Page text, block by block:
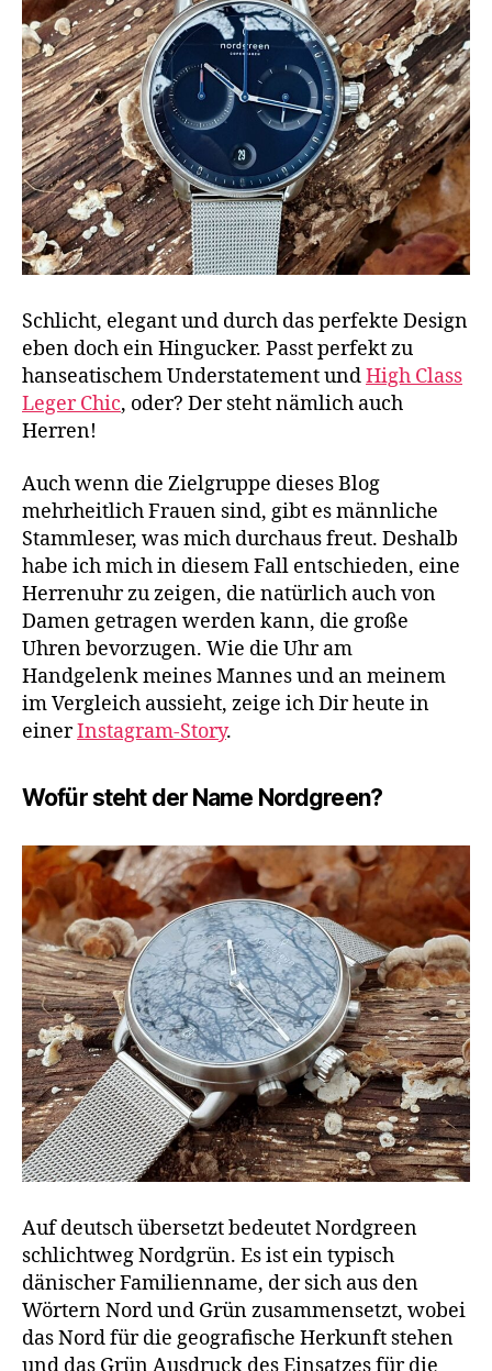
Schlicht, elegant und durch das perfekte Design
eben doch ein Hingucker. Passt perfekt zu
hanseatischem Understatement undHigh Class
Leger Chic, oder? Der steht nämlich auch
Herren!
Auch wenn die Zielgruppe dieses Blog
mehrheitlich Frauen sind, gibt es männliche
Stammleser, was mich durchaus freut. Deshalb
habe ich mich in diesem Fall entschieden, eine
Herrenuhr zu zeigen, die natürlich auch von
Damen getragen werden kann, die große
Uhren bevorzugen. Wie die Uhr am
Handgelenk meines Mannes und an meinem
im Vergleich aussieht, zeige ich Dir heute in
einerInstagram-Story.
Wofür steht der Name Nordgreen?
Auf deutsch übersetzt bedeutet Nordgreen
schlichtweg Nordgrün. Es ist ein typisch
dänischer Familienname, der sich aus den
Wörtern Nord und Grün zusammensetzt, wobei
das Nord für die geografische Herkunft stehen
und das Grün Ausdruck des Einsatzes für die